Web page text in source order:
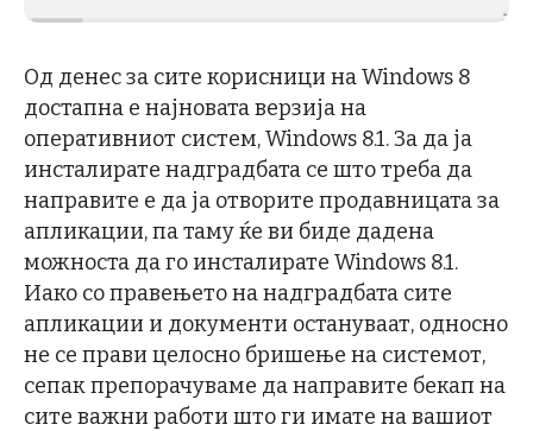
Од денес за сите корисници на Windows 8
достапна е најновата верзија на
оперативниот систем, Windows 8.1. За да ја
инсталирате надградбата се што треба да
направите е да ја отворите продавницата за
апликации, па таму ќе ви биде дадена
можноста да го инсталирате Windows 8.1.
Иако со правењето на надградбата сите
апликации и документи остануваат, односно
не се прави целосно бришење на системот,
сепак препорачуваме да направите бекап на
сите важни работи што ги имате на вашиот